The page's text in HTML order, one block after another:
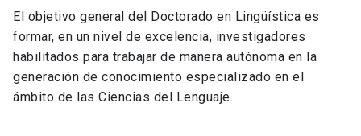
El objetivo general del Doctorado en Lingüística es
formar, en un nivel de excelencia, investigadores
habilitados para trabajar de manera autónoma en la
generación de conocimiento especializado en el
ámbito de las Ciencias del Lenguaje.